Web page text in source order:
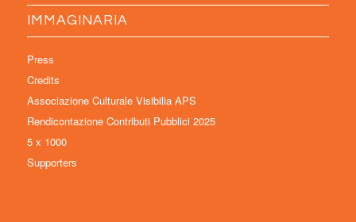
IMMAGINARIA
Press
Credits
Associazione Culturale Visibilia APS
Rendicontazione Contributi Pubblici 2025
5 x 1000
Supporters